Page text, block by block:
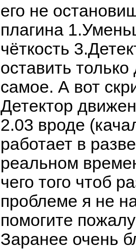
его не
плагина
чёткость
оставить
самое. А вот
Детектор
2.03 вроде
работает в
реальном
чего того чтоб
проблеме я не
помогите
Заранее очень